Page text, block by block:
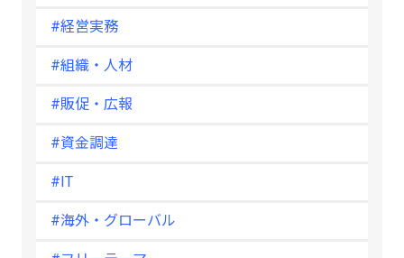
#経営実務
#組織・人材
#販促・広報
#資金調達
#IT
#海外・グローバル